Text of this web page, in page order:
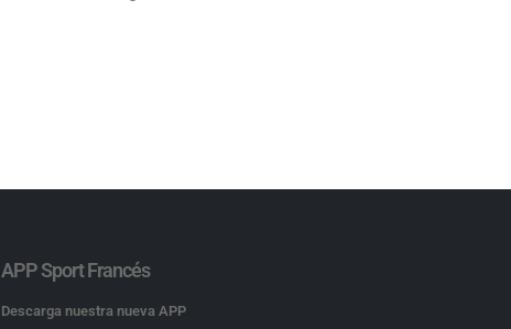
APP Sport Francés
Descarga nuestra nueva APP